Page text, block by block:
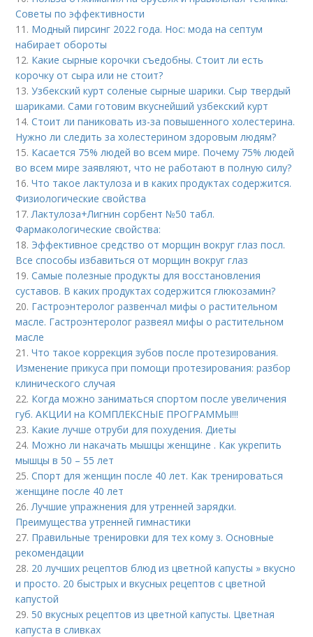
Советы по эффективности
11. Модный пирсинг 2022 года. Нос: мода на септум
набирает обороты
12. Какие сырные корочки съедобны. Стоит ли есть
корочку от сыра или не стоит?
13.Узбекский курт соленые сырные шарики. Сыр твердый
шариками. Сами готовим вкуснейший узбекский курт
14.Стоит ли паниковать из-за повышенного холестерина.
Нужно ли следить за холестерином здоровым людям?
15. Касается 75% людей во всем мире. Почему 75% людей
во всем мире заявляют, что не работают в полную силу?
16.Что такое лактулоза и в каких продуктах содержится.
Физиологические свойства
17.Лактулоза+Лигнин сорбент №50 табл.
Фармакологические свойства:
18. Эффективное средство от морщин вокруг глаз посл.
Все способы избавиться от морщин вокруг глаз
19.Самые полезные продукты для восстановления
суставов. В каких продуктах содержится глюкозамин?
20. Гастроэнтеролог развенчал мифы о растительном
масле. Гастроэнтеролог развеял мифы о растительном
масле
21.Что такое коррекция зубов после протезирования.
Изменение прикуса при помощи протезирования: разбор
клинического случая
22. Когда можно заниматься спортом после увеличения
губ. АКЦИИ на КОМПЛЕКСНЫЕ ПРОГРАММЫ!!!
23. Какие лучше отруби для похудения. Диеты
24. Можно ли накачать мышцы женщине . Как укрепить
мышцы в 50 – 55 лет
25.Спорт для женщин после 40 лет. Как тренироваться
женщине после 40 лет
26.Лучшие упражнения для утренней зарядки.
Преимущества утренней гимнастики
27. Правильные тренировки для тех кому з. Основные
рекомендации
28. 20 лучших рецептов блюд из цветной капусты » вкусно
и просто. 20 быстрых и вкусных рецептов с цветной
капустой
29. 50 вкусных рецептов из цветной капусты. Цветная
капуста в сливках